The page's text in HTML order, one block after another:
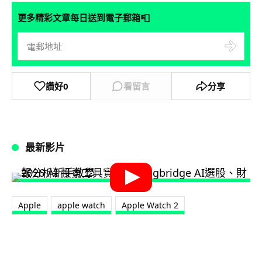
更多精彩文章每日送到電子郵箱📮
讚好0 看留言 分享
最新影片
Apple apple watch Apple Watch 2